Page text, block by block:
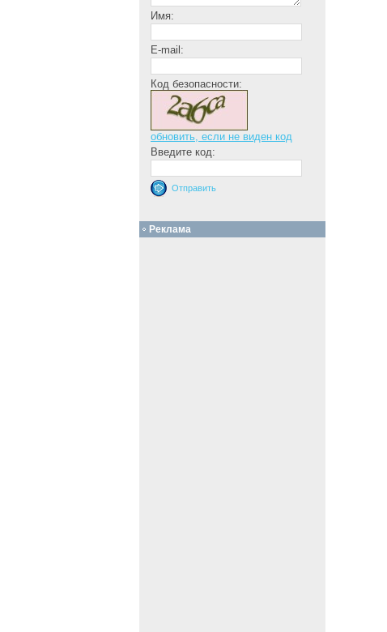
Имя:
E-mail:
Код безопасности:
обновить, если не виден код
Введите код:
Реклама